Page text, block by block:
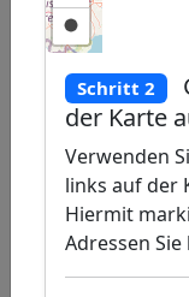
Schritt 2
der Karte
Verwenden
links auf der
Hiermit
Adressen